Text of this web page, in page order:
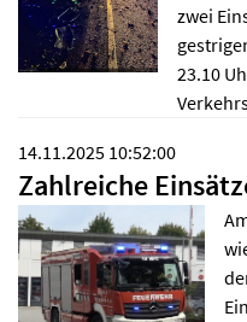
zwei
23.10
14.11.2025 10:52:00
Zahlreiche